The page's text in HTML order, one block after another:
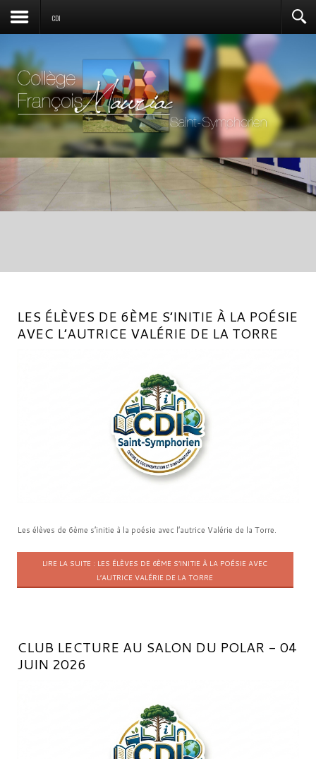
CDI
LES ÉLÈVES DE 6ÈME S’INITIE À LA POÉSIE
AVEC L’AUTRICE VALÉRIE DE LA TORRE
Les élèves de 6ème s’initie à la poésie avec l’autrice Valérie de la Torre.
LIRE LA SUITE : LES ÉLÈVES DE 6ÈME S’INITIE À LA POÉSIE AVEC
L’AUTRICE VALÉRIE DE LA TORRE
CLUB LECTURE AU SALON DU POLAR - 04
JUIN 2026